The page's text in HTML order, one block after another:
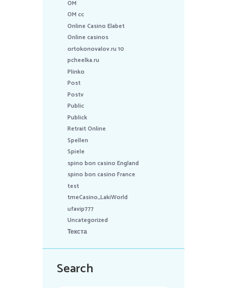
OM
OM cc
Online Casino Elabet
Online casinos
ortokonovalov.ru 10
pcheelka.ru
Plinko
Post
Postv
Public
Publick
Retrait Online
Spellen
Spiele
spino bon casino England
spino bon casino France
test
tmeCasino_LakiWorld
ufavip777
Uncategorized
Текста
Search